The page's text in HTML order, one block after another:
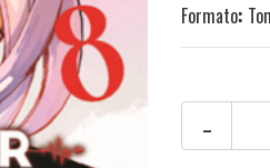
Formato:
-